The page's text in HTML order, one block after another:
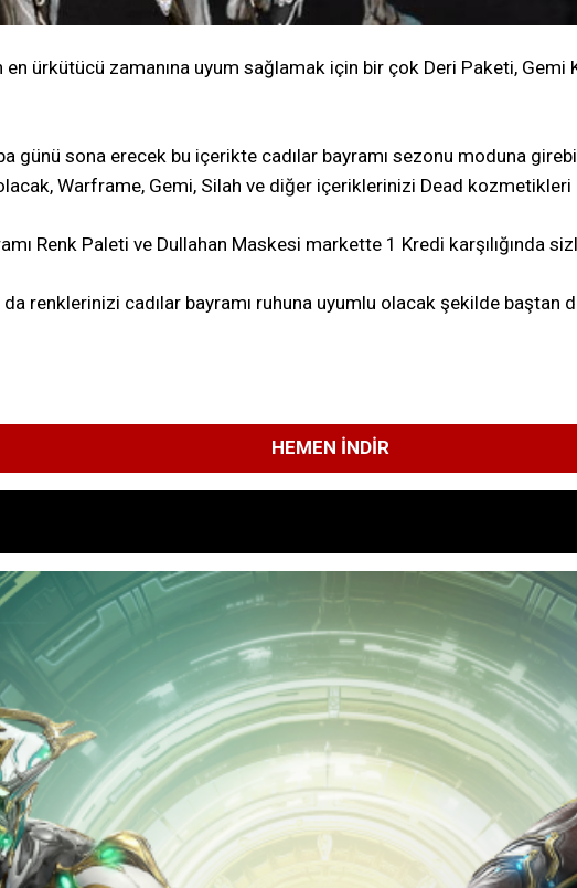
ürkütücü zamanına uyum sağlamak için bir çok Deri Paketi, Gemi
günü sona erecek bu içerikte cadılar bayramı sezonu moduna
Warframe, Gemi, Silah ve diğer içeriklerinizi Dead
Renk Paleti ve Dullahan Maskesi markette 1 Kredi karşılığında
renklerinizi cadılar bayramı ruhuna uyumlu olacak şekilde baştan
HEMEN İNDIR